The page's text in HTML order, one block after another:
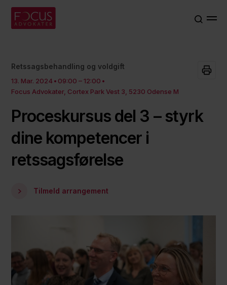
Retssagsbehandling og voldgift
13. Mar. 2024
09:00 – 12:00
Focus Advokater, Cortex Park Vest 3, 5230 Odense M
Proceskursus del 3 – styrk
dine kompetencer i
retssagsførelse
Tilmeld arrangement